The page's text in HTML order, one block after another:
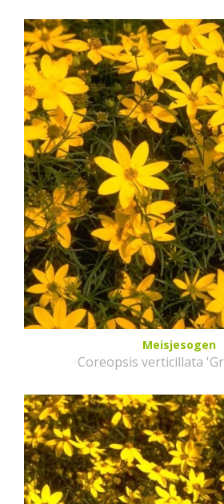
Meisjesogen
Coreopsis verticillata